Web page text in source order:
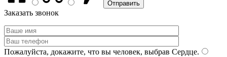
Заказать звонок
Пожалуйста, докажите, что вы человек, выбрав Сердце.